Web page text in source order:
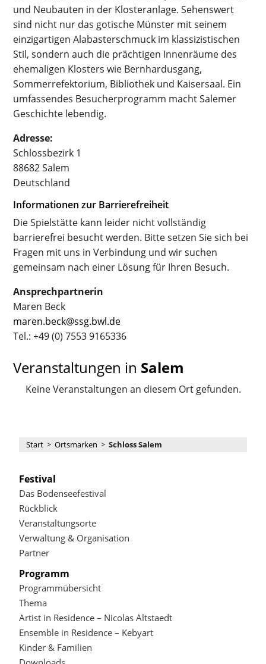
und Neubauten in der Klosteranlage. Sehenswert
sind nicht nur das gotische Münster mit seinem
einzigartigen Alabasterschmuck im klassizistischen
Stil, sondern auch die prächtigen Innenräume des
ehemaligen Klosters wie Bernhardusgang,
Sommerrefektorium, Bibliothek und Kaisersaal. Ein
umfassendes Besucherprogramm macht Salemer
Geschichte lebendig.
Adresse:
Schlossbezirk 1
88682 Salem
Deutschland
Informationen zur Barrierefreiheit
Die Spielstätte kann leider nicht vollständig
barrierefrei besucht werden. Bitte setzen Sie sich bei
Fragen mit uns in Verbindung und wir suchen
gemeinsam nach einer Lösung für Ihren Besuch.
Ansprechpartnerin
Maren Beck
maren.beck@ssg.bwl.de
Tel.: +49 (0) 7553 9165336
Veranstaltungen in Salem
Keine Veranstaltungen an diesem Ort gefunden.
Start >Ortsmarken >Schloss Salem
Festival
Das Bodenseefestival
Rückblick
Veranstaltungsorte
Verwaltung & Organisation
Partner
Programm
Programmübersicht
Thema
Artist in Residence – Nicolas Altstaedt
Ensemble in Residence – Kebyart
Kinder & Familien